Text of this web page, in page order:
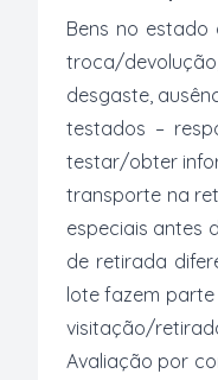
Bens no
troca/
desgaste,
testados –
testar/obter
transporte na
especiais antes
de retirada
lote fazem parte
visitação/
Avaliação por